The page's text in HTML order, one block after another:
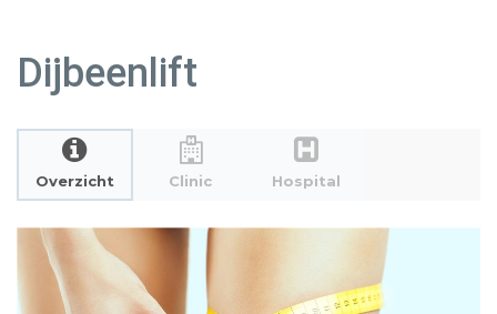
Dijbeenlift
Overzicht Clinic Hospital